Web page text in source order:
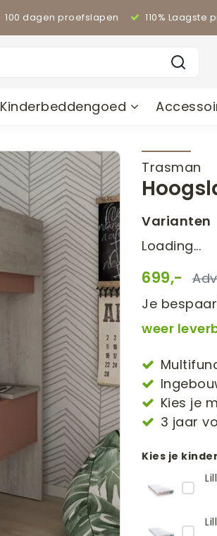
100 dagen proefslapen 110% Laagste
Kinderbeddengoed
Trasman
Varianten
Loading...
699,-
Je
weer
Kies je
3 jaar
Kies je